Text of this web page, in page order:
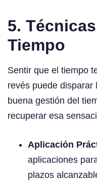
5.
Tiempo
Sentir que el tiempo
revés puede disparar
buena gestión del
recuperar esa
Aplicación
aplicaciones
plazos